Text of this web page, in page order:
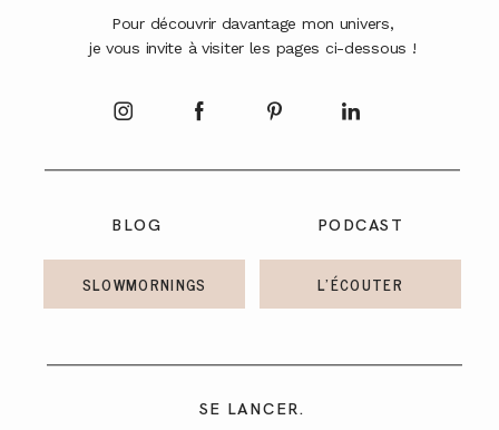
BLOG
SE LANCER.
SLOWMORNINGS
Pour découvrir davantage mon univers,
je vous invite à visiter les pages ci-dessous !
PODCAST
L'ÉCOUTER
CONTACT